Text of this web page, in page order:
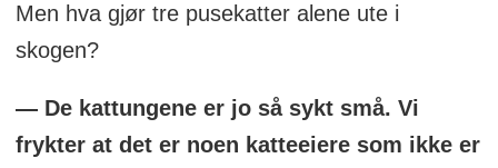
Men hva gjør tre pusekatter alene ute i
skogen?
— De kattungene er jo så sykt små. Vi
frykter at det er noen katteeiere som ikke er